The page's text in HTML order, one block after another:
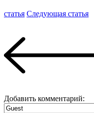
статья Следующая статья
Добавить комментарий: